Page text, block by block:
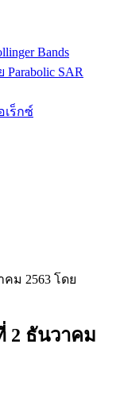
Bands
SAR
ร็กซ์
คม 2563 โดย
2 ธันวาคม